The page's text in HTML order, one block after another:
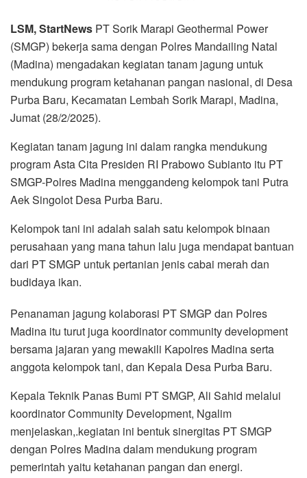
LSM, StartNews PT Sorik Marapi Geothermal Power
(SMGP) bekerja sama dengan Polres Mandailing Natal
(Madina) mengadakan kegiatan tanam jagung untuk
mendukung program ketahanan pangan nasional, di Desa
Purba Baru, Kecamatan Lembah Sorik Marapi, Madina,
Jumat (28/2/2025).
Kegiatan tanam jagung ini dalam rangka mendukung
program Asta Cita Presiden RI Prabowo Subianto itu PT
SMGP-Polres Madina menggandeng kelompok tani Putra
Aek Singolot Desa Purba Baru.
Kelompok tani ini adalah salah satu kelompok binaan
perusahaan yang mana tahun lalu juga mendapat bantuan
dari PT SMGP untuk pertanian jenis cabai merah dan
budidaya ikan.
Penanaman jagung kolaborasi PT SMGP dan Polres
Madina itu turut juga koordinator community development
bersama jajaran yang mewakili Kapolres Madina serta
anggota kelompok tani, dan Kepala Desa Purba Baru.
Kepala Teknik Panas Bumi PT SMGP, Ali Sahid melalui
koordinator Community Development, Ngalim
menjelaskan,.kegiatan ini bentuk sinergitas PT SMGP
dengan Polres Madina dalam mendukung program
pemerintah yaitu ketahanan pangan dan energi.